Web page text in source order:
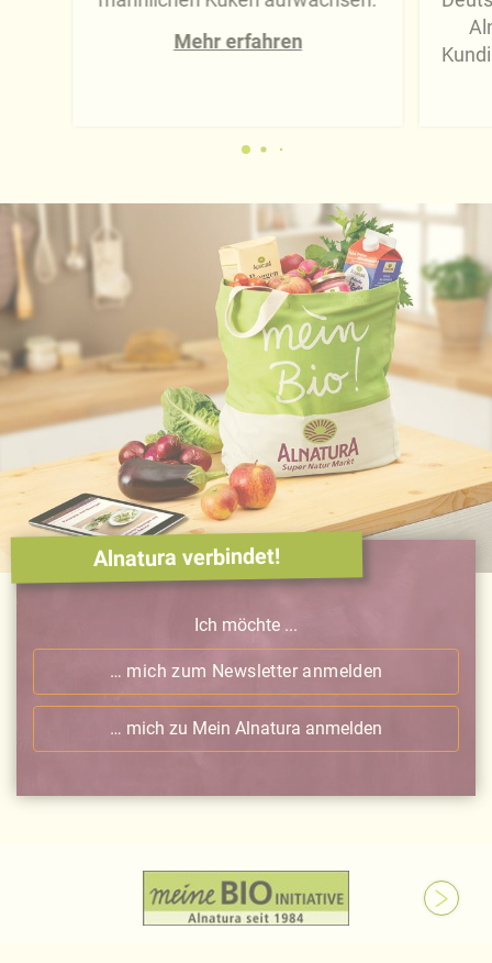
Mehr erfahren
Alnatura verbindet!
Ich möchte ...
… mich zum Newsletter anmelden
… mich zu Mein Alnatura anmelden